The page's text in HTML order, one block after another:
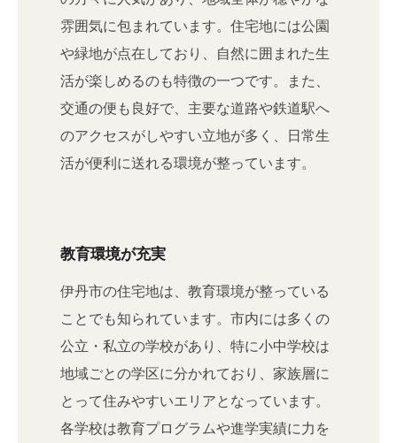
雰囲気に包まれています。住宅地には公園
や緑地が点在しており、自然に囲まれた生
活が楽しめるのも特徴の一つです。また、
交通の便も良好で、主要な道路や鉄道駅へ
のアクセスがしやすい立地が多く、日常生
活が便利に送れる環境が整っています。
教育環境が充実
伊丹市の住宅地は、教育環境が整っている
ことでも知られています。市内には多くの
公立・私立の学校があり、特に小中学校は
地域ごとの学区に分かれており、家族層に
とって住みやすいエリアとなっています。
各学校は教育プログラムや進学実績に力を